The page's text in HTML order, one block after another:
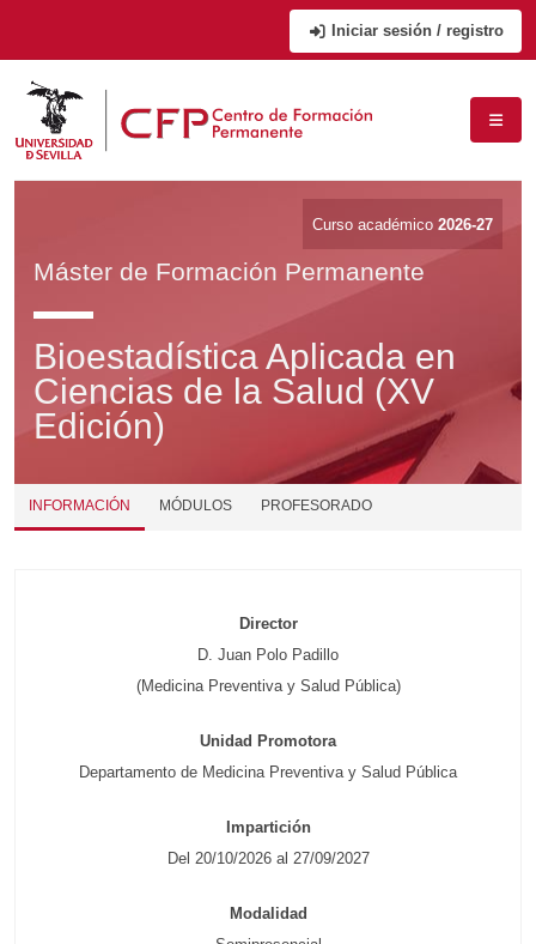
Iniciar sesión / registro
Curso académico 2026-27
Máster de Formación Permanente
Bioestadística Aplicada en
Ciencias de la Salud (XV
Edición)
INFORMACIÓN MÓDULOS PROFESORADO
Director
D. Juan Polo Padillo
(Medicina Preventiva y Salud Pública)
Unidad Promotora
Departamento de Medicina Preventiva y Salud Pública
Impartición
Del 20/10/2026 al 27/09/2027
Modalidad